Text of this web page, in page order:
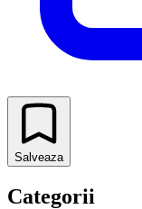
Salveaza
Categorii